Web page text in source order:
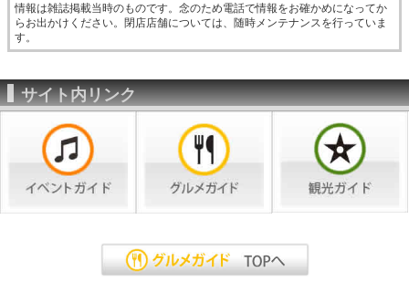
情報は雑誌掲載当時のものです。念のため電話で情報をお確かめになってか
らお出かけください。閉店店舗については、随時メンテナンスを行っていま
す。
サイト内リンク